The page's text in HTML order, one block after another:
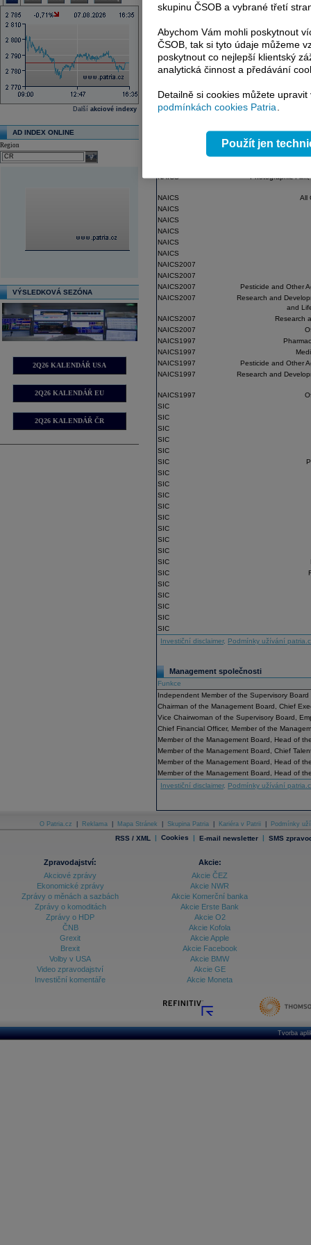
Další akciové indexy
AD INDEX ONLINE
Region
select
VÝSLEDKOVÁ SEZÓNA
2Q26 KALENDÁŘ USA
2Q26 KALENDÁŘ EU
2Q26 KALENDÁŘ ČR
NAICS Research and
NAICS
Other
NAICS
NAICS
Plastics Packaging
NAICS
NAICS
Artificial
NAICS
Photographic
NAICS
All
NAICS
NAICS
NAICS
NAICS
NAICS
NAICS2007
NAICS2007
NAICS2007
Pesticide and Other
NAICS2007
Research and
and
NAICS2007
Research
NAICS2007
NAICS1997
NAICS1997
NAICS1997
Pesticide and Other
NAICS1997
Research and
NAICS1997
SIC
SIC
SIC
SIC
SIC
SIC
SIC
SIC
SIC
SIC
SIC
SIC
SIC
SIC
SIC
SIC
SIC
SIC
SIC
SIC
SIC
Investiční disclaimer, Podmínky užívání
Management společnosti
Funkce
Independent Member of the Supervisory Board
Chairman of the Management Board, Chief
Vice Chairwoman of the Supervisory Board,
Chief Financial Officer, Member of the
Member of the Management Board, Head of
Member of the Management Board, Chief
Member of the Management Board, Head of
Member of the Management Board, Head of
Investiční disclaimer, Podmínky užívání
O Patria.cz Reklama Mapa Stránek Skupina Patria Kariéra v Patrii Podmínky
RSS / XML | Cookies | E-mail newsletter | SMS
Zpravodajství:
Akciové zprávy
Ekonomické zprávy
Zprávy o měnách a sazbách
Zprávy o komoditách
Zprávy o HDP
ČNB
Grexit
Brexit
Volby v USA
Video zpravodajství
Investiční komentáře
Akcie:
Akcie ČEZ
Akcie NWR
Akcie Komerční banka
Akcie Erste Bank
Akcie O2
Akcie Kofola
Akcie Apple
Akcie Facebook
Akcie BMW
Akcie GE
Akcie Moneta
Tvorba
skupinu ČSOB a vybrané třetí
Abychom Vám mohli poskytnout
ČSOB, tak si tyto údaje můžeme
poskytnout co nejlepší klientský
analytická činnost a předávání
Detailně si cookies můžete
podmínkách cookies Patria.
Použít jen